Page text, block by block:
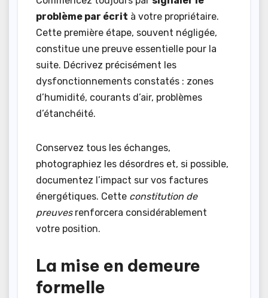
problème par écrit à votre propriétaire.
Cette première étape, souvent négligée,
constitue une preuve essentielle pour la
suite. Décrivez précisément les
dysfonctionnements constatés : zones
d’humidité, courants d’air, problèmes
d’étanchéité.
Conservez tous les échanges,
photographiez les désordres et, si possible,
documentez l’impact sur vos factures
énergétiques. Cette constitution de
preuvesrenforcera considérablement
votre position.
La mise en demeure
formelle